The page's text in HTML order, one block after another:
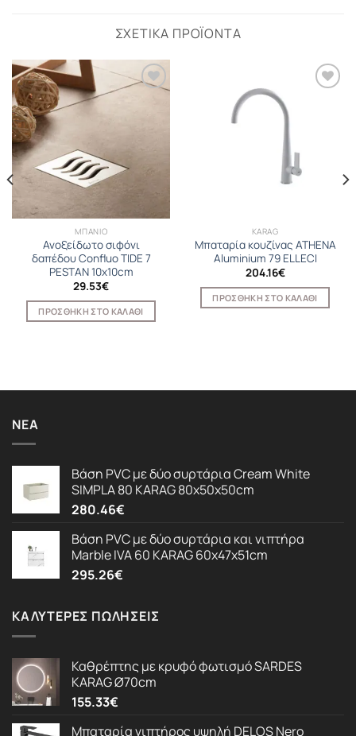
ΣΧΕΤΙΚΆ ΠΡΟΪΌΝΤΑ
ΜΠΑΝΙΟ
Ανοξείδωτο σιφόνι
δαπέδου Confluo TIDE 7
PESTAN 10x10cm
29.53€
ΠΡΟΣΘΉΚΗ ΣΤΟ ΚΑΛΆΘΙ
KARAG
Μπαταρία κουζίνας ATHENA
Aluminium 79 ELLECI
204.16€
ΠΡΟΣΘΉΚΗ ΣΤΟ ΚΑΛΆΘΙ
ΝΈΑ
Βάση PVC με δύο συρτάρια Cream White
SIMPLA 80 KARAG 80x50x50cm
280.46€
Βάση PVC με δύο συρτάρια και νιπτήρα
Marble IVA 60 KARAG 60x47x51cm
295.26€
ΚΑΛΎΤΕΡΕΣ ΠΩΛΉΣΕΙΣ
Καθρέπτης με κρυφό φωτισμό SARDES
KARAG Ø70cm
155.33€
Μπαταρία νιπτήρος υψηλή DELOS Nero